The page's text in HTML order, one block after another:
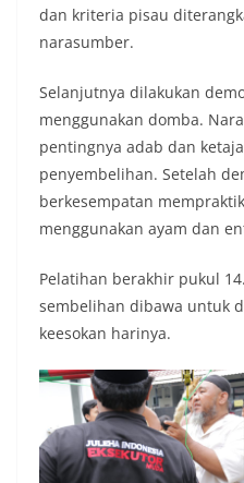
dan kriteria pisau
narasumber.
Selanjutnya dilakukan
menggunakan domba.
pentingnya adab dan
penyembelihan. Setelah
berkesempatan
menggunakan ayam dan
Pelatihan berakhir pukul
sembelihan dibawa untuk
keesokan harinya.